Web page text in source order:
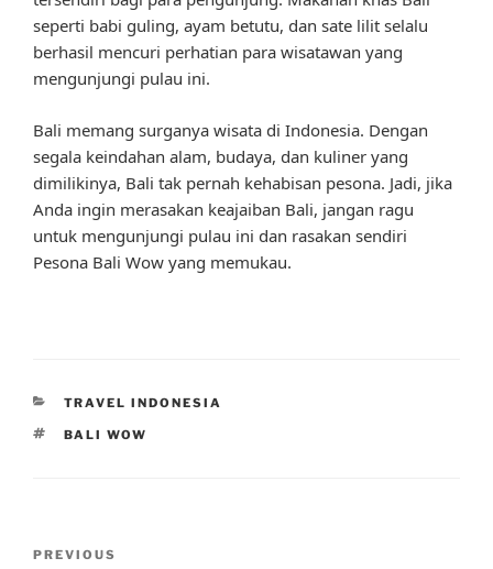
seperti babi guling, ayam betutu, dan sate lilit selalu
berhasil mencuri perhatian para wisatawan yang
mengunjungi pulau ini.
Bali memang surganya wisata di Indonesia. Dengan
segala keindahan alam, budaya, dan kuliner yang
dimilikinya, Bali tak pernah kehabisan pesona. Jadi, jika
Anda ingin merasakan keajaiban Bali, jangan ragu
untuk mengunjungi pulau ini dan rasakan sendiri
Pesona Bali Wow yang memukau.
CATEGORIES
TRAVEL INDONESIA
TAGS
BALI WOW
Previous
PREVIOUS